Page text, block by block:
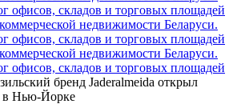
офисов, складов и торговых площадей
недвижимости Беларуси.
офисов, складов и торговых площадей
недвижимости Беларуси.
офисов, складов и торговых площадей
бренд Jaderalmeida открыл
в Нью-Йорке